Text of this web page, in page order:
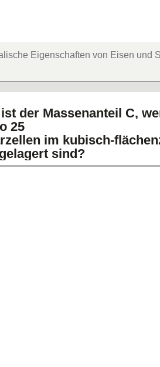
Eigenschaften von Eisen und
der Massenanteil C,
25
im kubisch-
sind?